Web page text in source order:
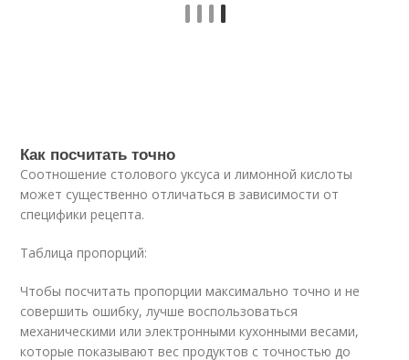
Как посчитать точно
Соотношение столового уксуса и лимонной кислоты
может существенно отличаться в зависимости от
специфики рецепта.
Таблица пропорций:
Чтобы посчитать пропорции максимально точно и не
совершить ошибку, лучше воспользоваться
механическими или электронными кухонными весами,
которые показывают вес продуктов с точностью до